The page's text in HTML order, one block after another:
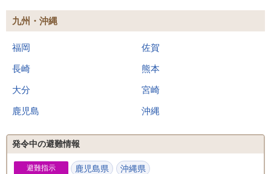
九州・沖縄
福岡 佐賀
長崎 熊本
大分 宮崎
鹿児島 沖縄
発令中の避難情報
避難指示 鹿児島県 沖縄県